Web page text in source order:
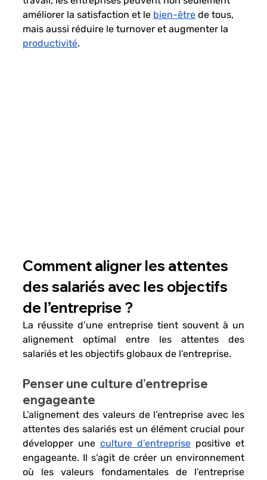
améliorer la satisfaction et le bien-être de tous,
mais aussi réduire le turnover et augmenter la
productivité.
Comment aligner les attentes
des salariés avec les objectifs
de l’entreprise ?
alignement optimal entre les attentes des
salariés et les objectifs globaux de l’entreprise.
Penser une culture d’entreprise
engageante
L’alignement des valeurs de l’entreprise avec les
attentes des salariés est un élément crucial pour
développer une culture d’entreprise positive et
engageante. Il s’agit de créer un environnement
où les valeurs fondamentales de l’entreprise